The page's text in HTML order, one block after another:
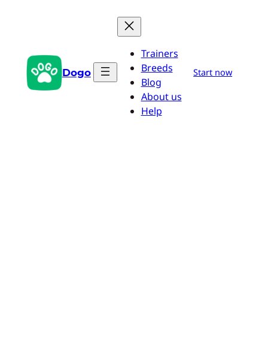
conteúdo Dogo
Trainers
Breeds
Blog
About us
Help
Start now